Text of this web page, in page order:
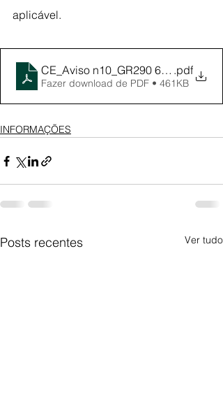
aplicável.
CE_Aviso n10_GR290 6h_signed
.pdf
Fazer download de PDF • 461KB
INFORMAÇÕES
Posts recentes Ver tudo